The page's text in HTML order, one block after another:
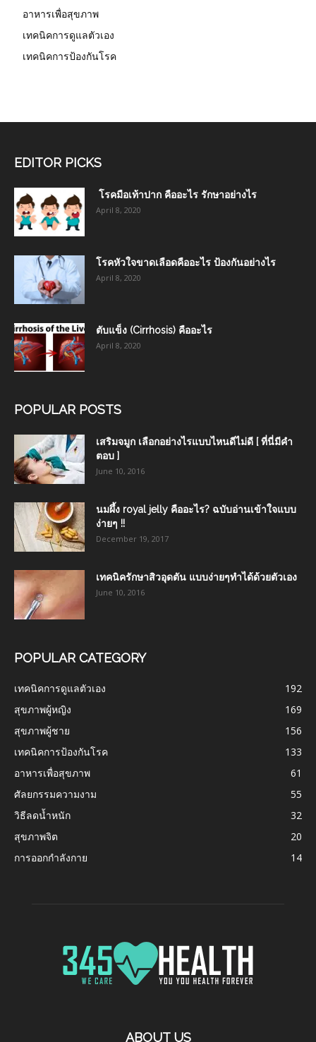
อาหารเพื่อสุขภาพ
เทคนิคการดูแลตัวเอง
เทคนิคการป้องกันโรค
EDITOR PICKS
โรคมือเท้าปาก คืออะไร รักษาอย่างไร
April 8, 2020
โรคหัวใจขาดเลือดคืออะไร ป้องกันอย่างไร
April 8, 2020
ตับแข็ง (Cirrhosis) คืออะไร
April 8, 2020
POPULAR POSTS
เสริมจมูก เลือกอย่างไรแบบไหนดีไม่ดี [ ที่นี่มีคำ
ตอบ ]
June 10, 2016
นมผึ้ง royal jelly คืออะไร? ฉบับอ่านเข้าใจแบบ
ง่ายๆ !!
December 19, 2017
เทคนิครักษาสิวอุดตัน แบบง่ายๆทำได้ด้วยตัวเอง
June 10, 2016
POPULAR CATEGORY
เทคนิคการดูแลตัวเอง
192
สุขภาพผู้หญิง
169
สุขภาพผู้ชาย
156
เทคนิคการป้องกันโรค
133
อาหารเพื่อสุขภาพ
61
ศัลยกรรมความงาม
55
วิธีลดน้ำหนัก
32
สุขภาพจิต
20
การออกกำลังกาย
14
ABOUT US